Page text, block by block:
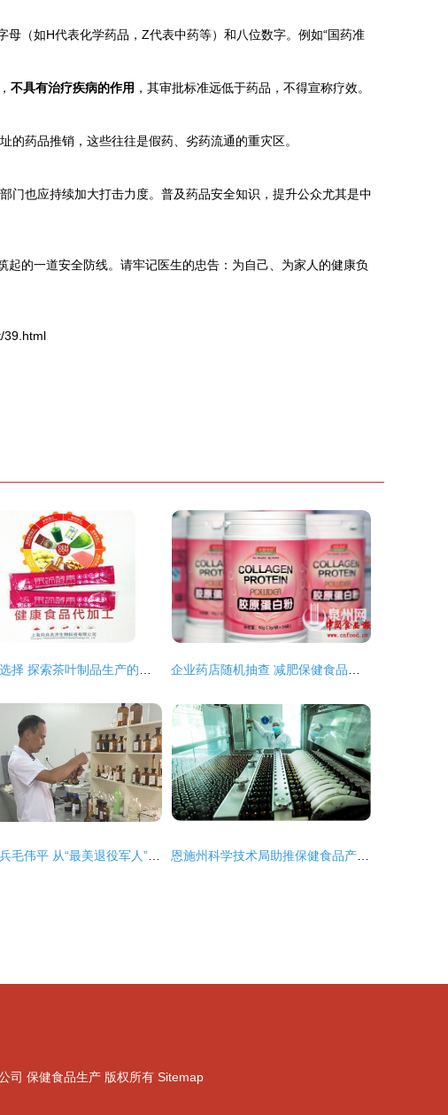
母（如H代表化学药品，Z代表中药等）和八位数字。例如“国药准
不具有治疗疾病的作用 ，其审批标准远低于药品，不得宣称疗效。
的药品推销，这些往往是假药、劣药流通的重灾区。
门也应持续加大打击力度。普及药品安全知识，提升公众尤其是中
的一道安全防线。请牢记医生的忠告：为自己、为家人的健康负
39.html
司 保健食品生产 版权所有 Sitemap